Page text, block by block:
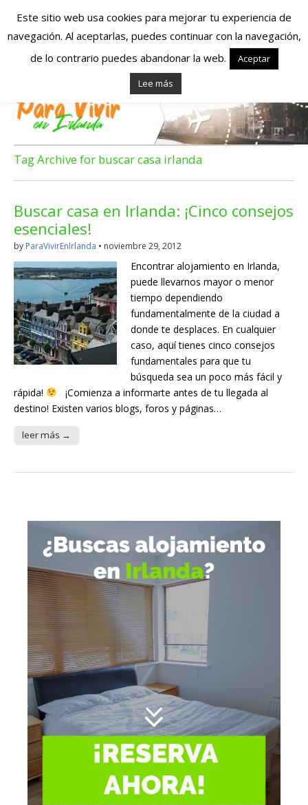
Españoles en
Irlanda – Vivir en
Irlanda – Trabajo
en Irlanda –
Alojamiento en
Irlanda
Blog dedicado a los que viven, estudian y trabajan en
Irlanda!
Tag Archive for buscar casa irlanda
Buscar casa en Irlanda: ¡Cinco consejos
esenciales!
by ParaVivirEnIrlanda • noviembre 29, 2012
Encontrar alojamiento en Irlanda,
puede llevarnos mayor o menor
tiempo dependiendo
fundamentalmente de la ciudad a
donde te desplaces. En cualquier
caso, aquí tienes cinco consejos
fundamentales para que tu
búsqueda sea un poco más fácil y
rápida!
¡Comienza a informarte antes de tu llegada al
destino! Existen varios blogs, foros y páginas…
leer más →
Este sitio web usa cookies para mejorar tu experiencia de
navegación. Al aceptarlas, puedes continuar con la navegación,
de lo contrario puedes abandonar la web.
Aceptar
Lee más